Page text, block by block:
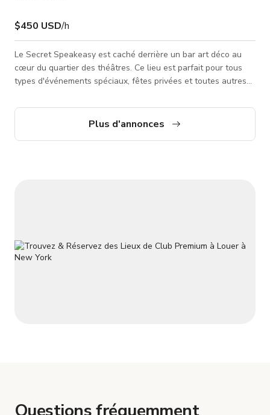
$450 USD/h
Le Secret Speakeasy est caché derrière un bar art déco au
cœur du quartier des théâtres. Ce lieu est parfait pour tous
types d'événements spéciaux, fêtes privées et toutes autres
toujours vous renseigner auprès de l'hôte sur la disponibilité
Plus d'annonces